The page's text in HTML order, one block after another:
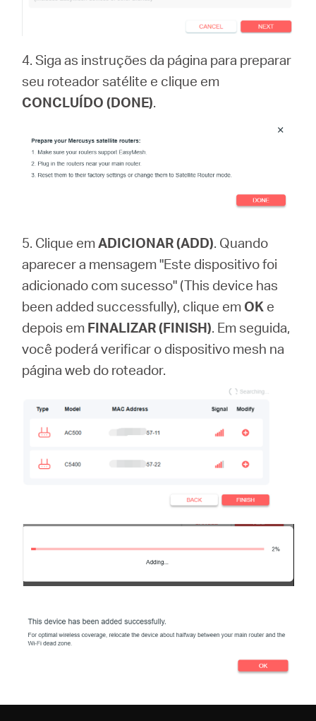
4. Siga as instruções da página para preparar
seu roteador satélite e clique em
CONCLUÍDO (DONE).
5. Clique emADICIONAR (ADD). Quando
aparecer a mensagem "Este dispositivo foi
adicionado com sucesso" (This device has
been added successfully), clique em OK e
depois em FINALIZAR (FINISH). Em seguida,
você poderá verificar o dispositivo mesh na
página web do roteador.